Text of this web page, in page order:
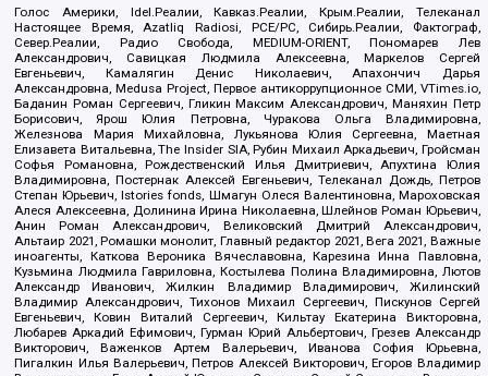
Голос Америки, Idel.Реалии, Кавказ.Реалии, Крым.Реалии, Телеканал
Настоящее Время, Azatliq Radiosi, PCE/PC, Сибирь.Реалии, Фактограф,
Север.Реалии, Радио Свобода, MEDIUM-ORIENT, Пономарев Лев
Александрович, Савицкая Людмила Алексеевна, Маркелов Сергей
Евгеньевич, Камалягин Денис Николаевич, Апахончич Дарья
Александровна, Medusa Project, Первое антикоррупционное СМИ, VTimes.io,
Баданин Роман Сергеевич, Гликин Максим Александрович, Маняхин Петр
Борисович, Ярош Юлия Петровна, Чуракова Ольга Владимировна,
Железнова Мария Михайловна, Лукьянова Юлия Сергеевна, Маетная
Елизавета Витальевна, The Insider SIA, Рубин Михаил Аркадьевич, Гройсман
Софья Романовна, Рождественский Илья Дмитриевич, Апухтина Юлия
Владимировна, Постернак Алексей Евгеньевич, Телеканал Дождь, Петров
Степан Юрьевич, Istories fonds, Шмагун Олеся Валентиновна, Мароховская
Алеся Алексеевна, Долинина Ирина Николаевна, Шлейнов Роман Юрьевич,
Анин Роман Александрович, Великовский Дмитрий Александрович,
Альтаир 2021, Ромашки монолит, Главный редактор 2021, Вега 2021, Важные
иноагенты, Каткова Вероника Вячеславовна, Карезина Инна Павловна,
Кузьмина Людмила Гавриловна, Костылева Полина Владимировна, Лютов
Александр Иванович, Жилкин Владимир Владимирович, Жилинский
Владимир Александрович, Тихонов Михаил Сергеевич, Пискунов Сергей
Евгеньевич, Ковин Виталий Сергеевич, Кильтау Екатерина Викторовна,
Любарев Аркадий Ефимович, Гурман Юрий Альбертович, Грезев Александр
Викторович, Важенков Артем Валерьевич, Иванова София Юрьевна,
Пигалкин Илья Валерьевич, Петров Алексей Викторович, Егоров Владимир